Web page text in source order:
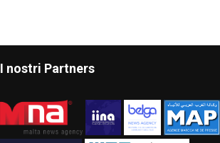
I nostri Partners